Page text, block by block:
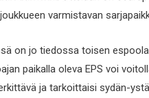
varmistavan
on jo tiedossa toisen
paikalla oleva EPS voi
ja tarkoittaisi sydän-